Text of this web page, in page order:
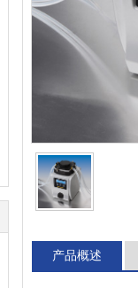
产品概述